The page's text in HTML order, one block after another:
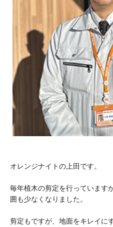
オレンジナイトの上田です。
毎年植木の剪定を行っています
囲も少なくなりました。
剪定もですが、地面をキレイに